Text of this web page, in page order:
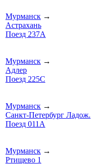
Мурманск →
Астрахань
Поезд 237А
Мурманск →
Адлер
Поезд 225С
Мурманск →
Санкт-Петербург Ладож.
Поезд 011А
Мурманск →
Ртищево 1